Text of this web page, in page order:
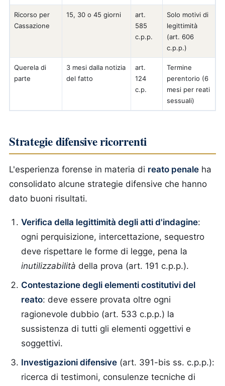
Ricorso per
Cassazione
15, 30 o 45 giorni
art.
585
c.p.p.
Solo motivi di
legittimità
(art. 606
c.p.p.)
Querela di
parte
3 mesi dalla notizia
del fatto
art.
124
c.p.
Termine
perentorio (6
mesi per reati
sessuali)
Strategie difensive ricorrenti
L'esperienza forense in materia di reato penale ha
consolidato alcune strategie difensive che hanno
dato buoni risultati.
Verifica della legittimità degli atti d'indagine:
ogni perquisizione, intercettazione, sequestro
deve rispettare le forme di legge, pena la
inutilizzabilità della prova (art. 191 c.p.p.).
Contestazione degli elementi costitutivi del
reato: deve essere provata oltre ogni
ragionevole dubbio (art. 533 c.p.p.) la
sussistenza di tutti gli elementi oggettivi e
soggettivi.
Investigazioni difensive (art. 391-bis ss. c.p.p.):
ricerca di testimoni, consulenze tecniche di